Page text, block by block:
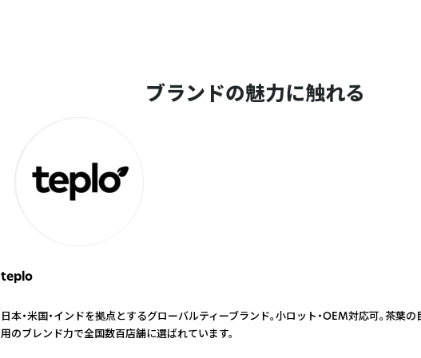
ブランドの魅力に触れる
teplo
日本・米国・インドを拠点とするグローバルティーブランド。小ロット・OEM対応可。茶葉
用のブレンド力で全国数百店舗に選ばれています。